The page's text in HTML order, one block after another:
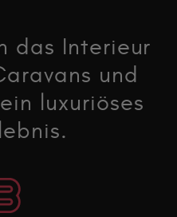
das Interieur
und
luxuriöses